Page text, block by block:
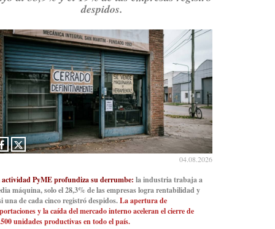
Consenso Patagónico
@consensopatagon
@caortega64: A#50AñosDelGolpe, la memoria
presente y es futuro.https://t.co/uhRcKnCCc5
Ver en X
Consenso Patagónico
@consensopatagon
5d
con Irán al petróleohttps://t.co/IInL9uYZvh
t.co/ytaelKSfHm
Ver en X
despidos.
04.08.2026
PyME profundiza su derrumbe: la industria trabaja a
máquina, solo el 28,3% de las empresas logra rentabilidad y
una de cada cinco registró despidos.La apertura de
y la caída del mercado interno aceleran el cierre de
unidades productivas en todo el país.